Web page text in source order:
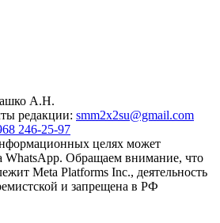
А.Н.
редакции: smm2x2su@gmail.com
246-25-97
целях может
WhatsApp. Обращаем внимание, что
Meta Platforms Inc., деятельность
и запрещена в РФ